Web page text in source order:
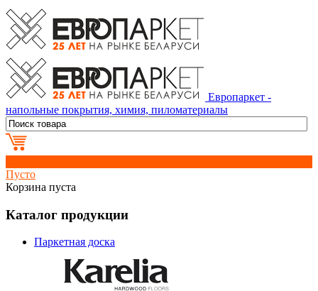
Европаркет -
напольные покрытия, химия, пиломатериалы
Пусто
Корзина пуста
Каталог продукции
Паркетная доска